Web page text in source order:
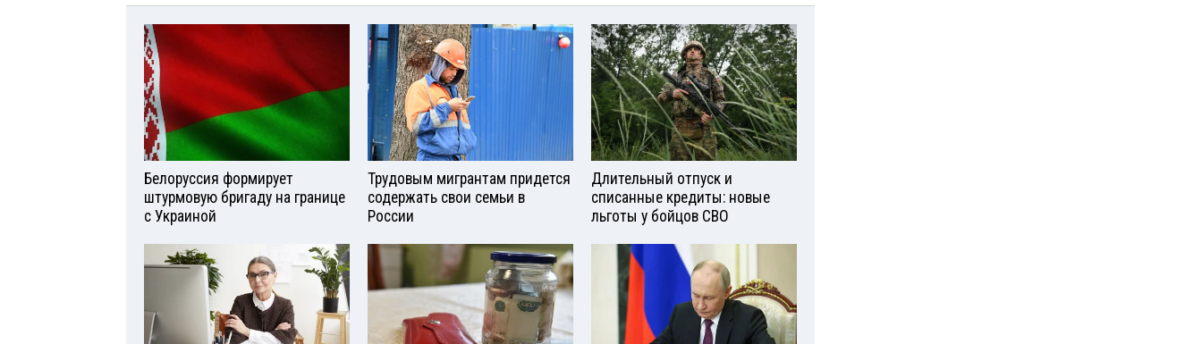
Белоруссия формирует
штурмовую бригаду на границе
с Украиной
Трудовым мигрантам придется
содержать свои семьи в
России
Длительный отпуск и
списанные кредиты: новые
льготы у бойцов СВО